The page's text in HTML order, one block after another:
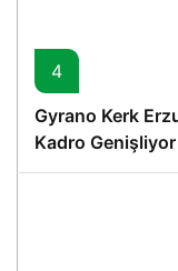
4
Gyrano Kerk
Kadro Genişliyor